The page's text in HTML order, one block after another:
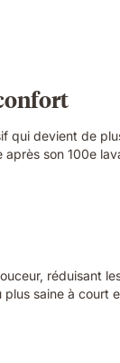
qui devient de
son 100e
réduisant
saine à court